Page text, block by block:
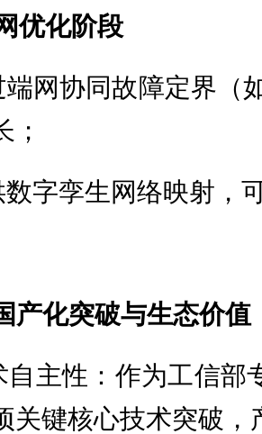
优化阶段
端网协同故障定界（
；
字孪生网络映射，
产化突破与生态价值
自主性：作为工信部
关键核心技术突破